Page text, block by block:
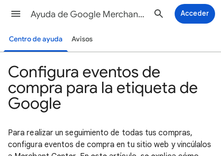
Ayuda de Google Merchant Center Acceder
Centro de ayuda Avisos
Configura eventos de
compra para la etiqueta de
Google
Para realizar un seguimiento de todas tus compras,
configura eventos de compra en tu sitio web y vincúlalos